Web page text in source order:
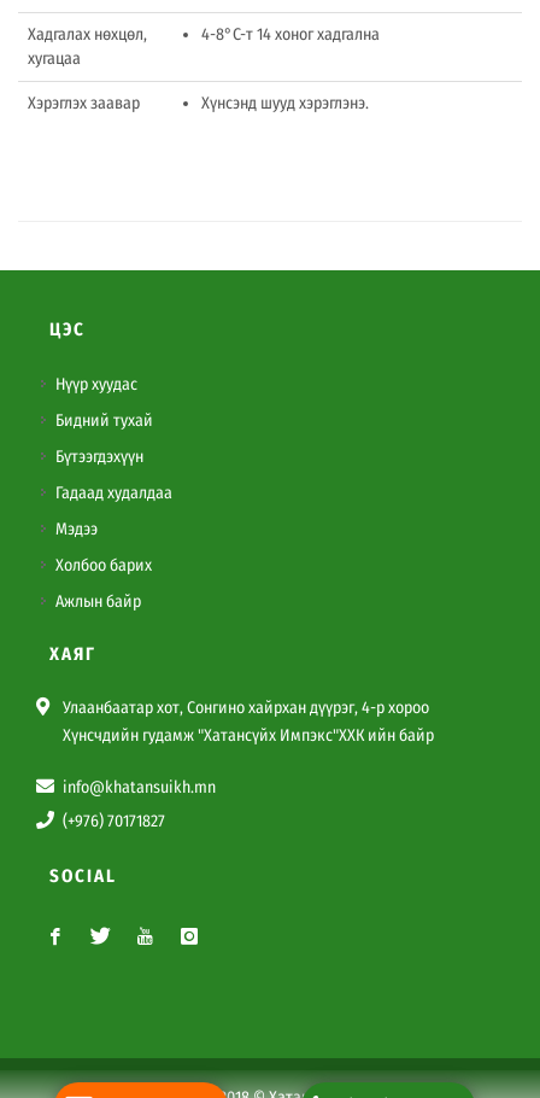
Хадгалах нөхцөл,
хугацаа
4-8°C-т 14 хоног хадгална
Хэрэглэх заавар Хүнсэнд шууд хэрэглэнэ.
ЦЭС
Нүүр хуудас
Бидний тухай
Бүтээгдэхүүн
Гадаад худалдаа
Мэдээ
Холбоо барих
Ажлын байр
ХАЯГ
Улаанбаатар хот, Сонгино хайрхан дүүрэг, 4-р хороо
Хүнсчдийн гудамж "Хатансүйх Импэкс"ХХК ийн байр
info@khatansuikh.mn
(+976) 70171827
SOCIAL